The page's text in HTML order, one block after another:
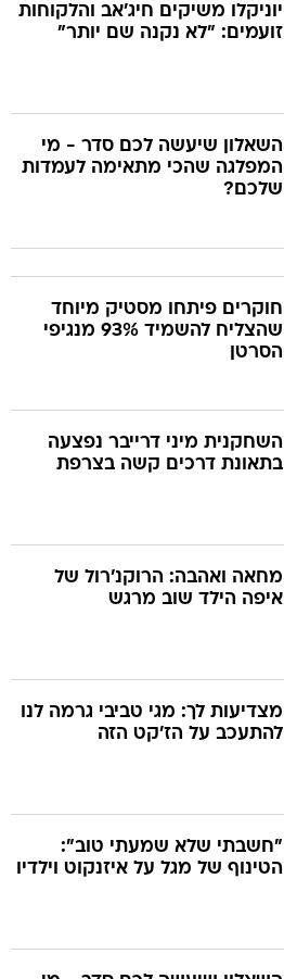
יוניקלו משיקים חיג'אב והלקוחות
זועמים: "לא נקנה שם יותר"
השאלון שיעשה לכם סדר - מי
המפלגה שהכי מתאימה לעמדות
שלכם?
חוקרים פיתחו מסטיק מיוחד
שהצליח להשמיד 93% מנגיפי
הסרטן
השחקנית מיני דרייבר נפצעה
בתאונת דרכים קשה בצרפת
מחאה ואהבה: הרוקנ'רול של
איפה הילד שוב מרגש
מצדיעות לך: מגי טביבי גרמה לנו
להתעכב על הז'קט הזה
"חשבתי שלא שמעתי טוב":
הטינוף של מגל על איזנקוט וילדיו